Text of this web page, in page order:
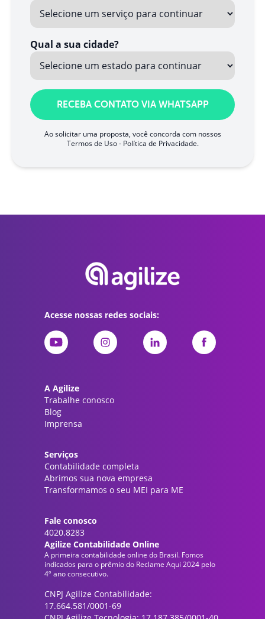
Qual a sua cidade?
RECEBA CONTATO VIA WHATSAPP
Ao solicitar uma proposta, você concorda com nossos
Termos de Uso- Política de Privacidade.
Acesse nossas redes sociais:
A Agilize
Trabalhe conosco
Blog
Imprensa
Serviços
Contabilidade completa
Abrimos sua nova empresa
Transformamos o seu MEI para ME
Fale conosco
4020.8283
Agilize Contabilidade Online
A primeira contabilidade online do Brasil. Fomos
indicados para o prêmio do Reclame Aqui 2024 pelo
4º ano consecutivo.
CNPJ Agilize Contabilidade:
17.664.581/0001-69